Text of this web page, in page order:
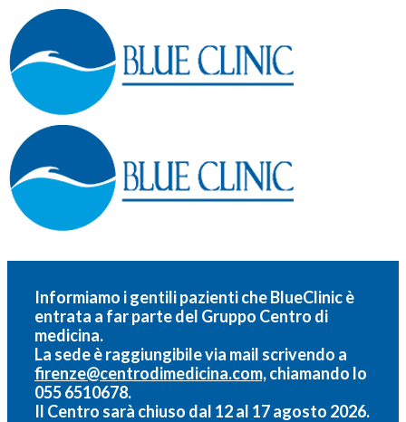
Informiamo i gentili pazienti che BlueClinic è
entrata a far parte del Gruppo Centro di
medicina.
La sede è raggiungibile via mail scrivendo a
firenze@centrodimedicina.com,chiamando lo
055 6510678.
Il Centro sarà chiuso dal 12 al 17 agosto 2026.